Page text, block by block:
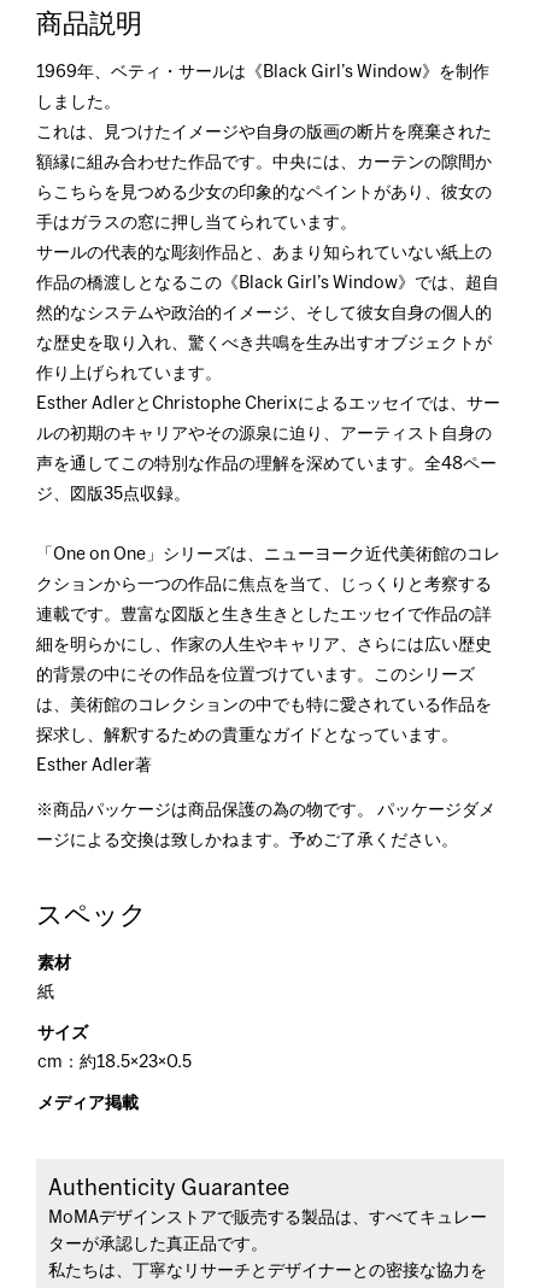
商品説明
1969年、ベティ・サールは《Black Girl’s Window》を制作
しました。
これは、見つけたイメージや自身の版画の断片を廃棄された
額縁に組み合わせた作品です。中央には、カーテンの隙間か
らこちらを見つめる少女の印象的なペイントがあり、彼女の
手はガラスの窓に押し当てられています。
サールの代表的な彫刻作品と、あまり知られていない紙上の
作品の橋渡しとなるこの《Black Girl’s Window》では、超自
然的なシステムや政治的イメージ、そして彼女自身の個人的
な歴史を取り入れ、驚くべき共鳴を生み出すオブジェクトが
作り上げられています。
Esther AdlerとChristophe Cherixによるエッセイでは、サー
ルの初期のキャリアやその源泉に迫り、アーティスト自身の
声を通してこの特別な作品の理解を深めています。全48ペー
ジ、図版35点収録。
「One on One」シリーズは、ニューヨーク近代美術館のコレ
クションから一つの作品に焦点を当て、じっくりと考察する
連載です。豊富な図版と生き生きとしたエッセイで作品の詳
細を明らかにし、作家の人生やキャリア、さらには広い歴史
的背景の中にその作品を位置づけています。このシリーズ
は、美術館のコレクションの中でも特に愛されている作品を
探求し、解釈するための貴重なガイドとなっています。
Esther Adler著
※商品パッケージは商品保護の為の物です。 パッケージダメ
ージによる交換は致しかねます。予めご了承ください。
スペック
素材
紙
サイズ
cm：約18.5×23×0.5
メディア掲載
Authenticity Guarantee
MoMAデザインストアで販売する製品は、すべてキュレー
ターが承認した真正品です。
私たちは、丁寧なリサーチとデザイナーとの密接な協力を